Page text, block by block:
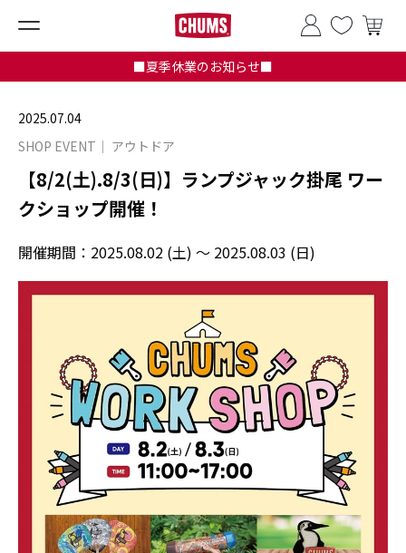
■夏季休業のお知らせ■
2025.07.04
SHOP EVENT
アウトドア
【8/2(土).8/3(日)】ランプジャック掛尾 ワー
クショップ開催！
開催期間： 2025.08.02 (土) ～ 2025.08.03 (日)